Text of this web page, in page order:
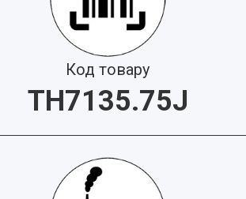
Код товару
TH7135.75J